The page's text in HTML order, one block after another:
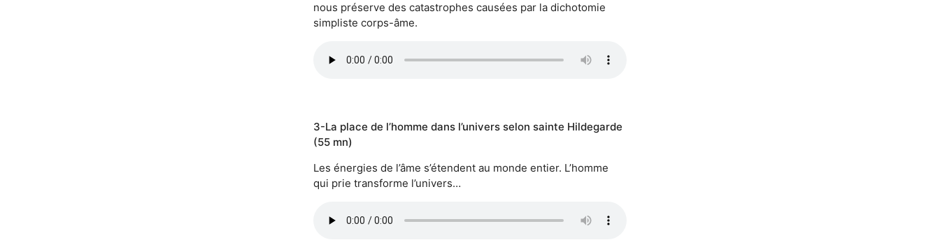
nous préserve des catastrophes causées par la dichotomie
simpliste corps-âme.
3-La place de l’homme dans l’univers selon sainte Hildegarde
(55 mn)
Les énergies de l’âme s’étendent au monde entier. L’homme
qui prie transforme l’univers…